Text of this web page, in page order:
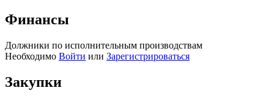
Финансы
Должники по исполнительным производствам
Необходимо Войти или Зарегистрироваться
Закупки